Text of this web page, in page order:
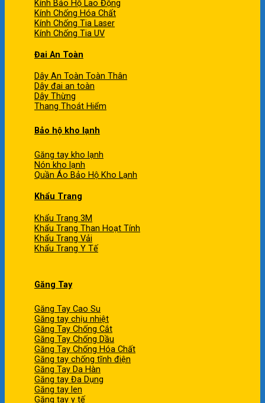
Kính Bảo Hộ Lao Động
Kính Chống Hóa Chất
Kính Chống Tia Laser
Kính Chống Tia UV
Đai An Toàn
Dây An Toàn Toàn Thân
Dây đai an toàn
Dây Thừng
Thang Thoát Hiểm
Bảo hộ kho lạnh
Găng tay kho lạnh
Nón kho lạnh
Quần Áo Bảo Hộ Kho Lạnh
Khẩu Trang
Khẩu Trang 3M
Khẩu Trang Than Hoạt Tính
Khẩu Trang Vải
Khẩu Trang Y Tế
Găng Tay
Găng Tay Cao Su
Găng tay chịu nhiệt
Găng Tay Chống Cắt
Găng Tay Chống Dầu
Găng Tay Chống Hóa Chất
Găng tay chống tĩnh điện
Găng Tay Da Hàn
Găng tay Đa Dụng
Găng tay len
Găng tay y tế